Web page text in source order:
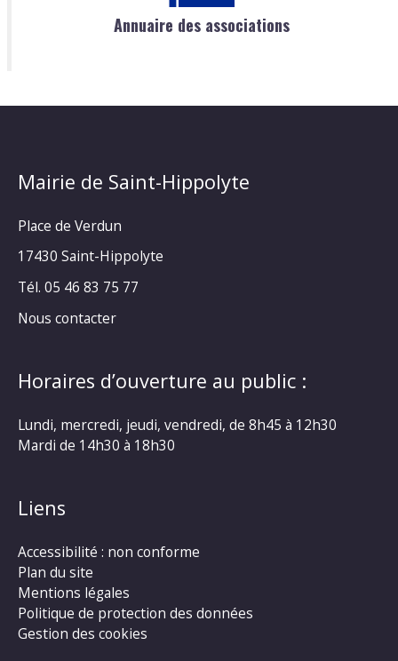
Annuaire des associations
Mairie de Saint-Hippolyte
Place de Verdun
17430 Saint-Hippolyte
Tél. 05 46 83 75 77
Nous contacter
Horaires d’ouverture au public :
Lundi, mercredi, jeudi, vendredi, de 8h45 à 12h30
Mardi de 14h30 à 18h30
Liens
Accessibilité : non conforme
Plan du site
Mentions légales
Politique de protection des données
Gestion des cookies